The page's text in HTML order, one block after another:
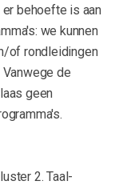
behoefte is aan
we kunnen
of rondleidingen
de
geen
2. Taal-